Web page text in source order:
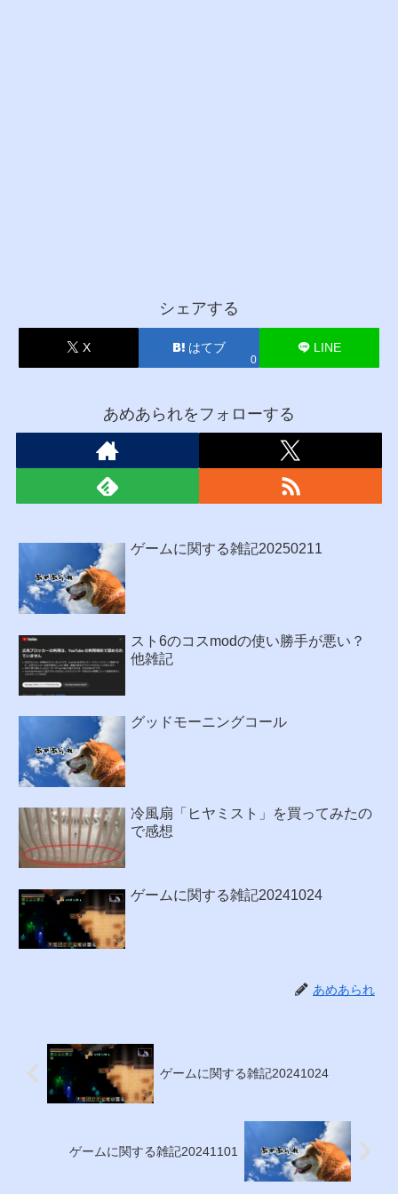
シェアする
X はてブ
0
LINE
あめあられをフォローする
ゲームに関する雑記20250211
スト6のコスmodの使い勝手が悪い？
他雑記
グッドモーニングコール
冷風扇「ヒヤミスト」を買ってみたの
で感想
ゲームに関する雑記20241024
あめあられ
ゲームに関する雑記20241024
ゲームに関する雑記20241101